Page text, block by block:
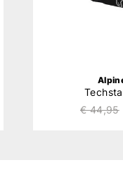
€ 44,95